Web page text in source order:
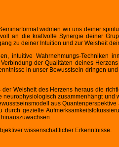
widmen wir uns deiner
an die kraftvolle Synergie deiner
zu deiner Intuition und zur Weisheit
intuitive Wahrnehmungs-Techniken
der Qualitäten deines
in unser Bewusstsein dringen
Weisheit des Herzens heraus die
zusammenhängt und
aus
gezielte
wissenschaftlicher Erkenntnisse.